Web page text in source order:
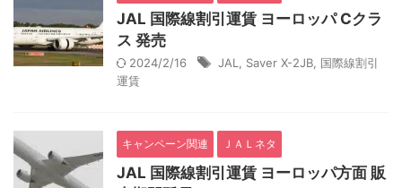
JAL 国際線割引運賃 ヨーロッパ Cクラ
ス 発売
2024/2/16 JAL Saver X-2JB 国際線割引
運賃
キャンペーン関連 ＪＡＬネタ
JAL 国際線割引運賃 ヨーロッパ方面 販